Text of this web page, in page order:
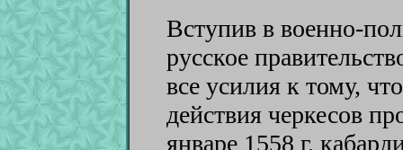
Вступив в военно-
русское
все усилия к тому,
действия черкесов
январе 1558 г.